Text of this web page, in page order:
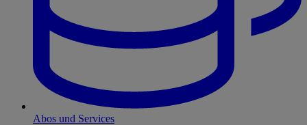
Abos und Services